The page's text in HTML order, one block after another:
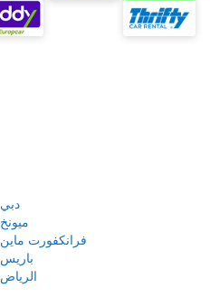
دبي
ميونخ
فرانكفورت ماين
باريس
الرياض